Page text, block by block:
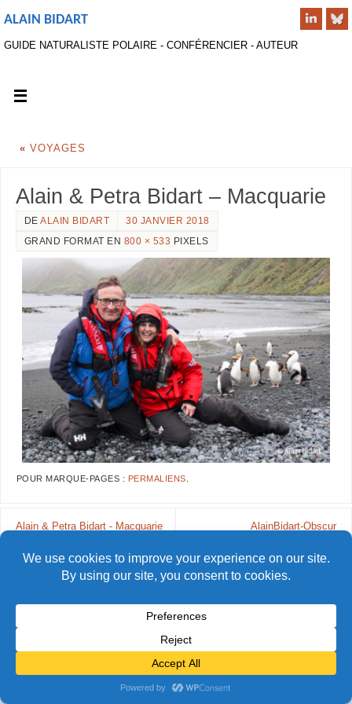
ALAIN BIDART
GUIDE NATURALISTE POLAIRE - CONFÉRENCIER - AUTEUR
« VOYAGES
Alain & Petra Bidart – Macquarie
DEALAIN BIDART
30 JANVIER 2018
GRAND FORMAT EN 800 × 533 PIXELS
POUR MARQUE-PAGES : PERMALIENS
Alain & Petra Bidart - Macquarie AlainBidart-Obscur